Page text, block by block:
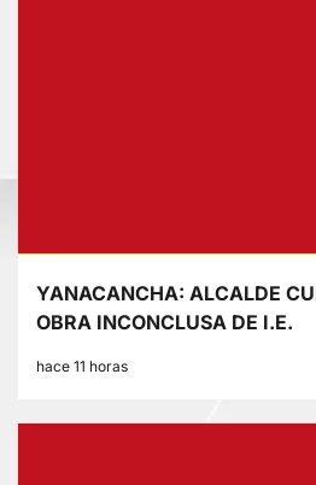
YANACANCHA: ALCALDE
OBRA INCONCLUSA DE I.E.
hace 11 horas